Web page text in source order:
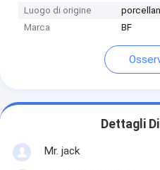
Luogo di origine
Marca
BF
Dettagli
Mr. jack